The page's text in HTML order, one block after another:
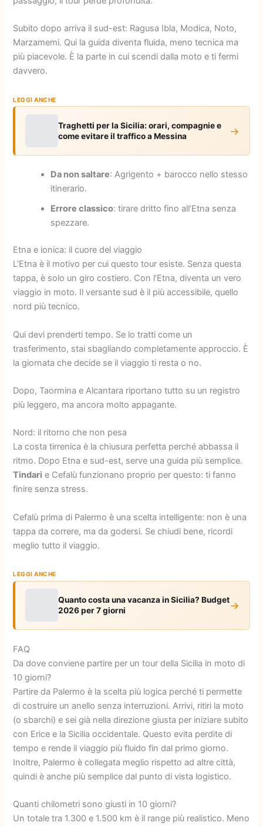
Subito dopo arriva il sud-est: Ragusa Ibla, Modica, Noto,
Marzamemi. Qui la guida diventa fluida, meno tecnica ma
più piacevole. È la parte in cui scendi dalla moto e ti fermi
davvero.
LEGGI ANCHE
Traghetti per la Sicilia: orari, compagnie e
come evitare il traffico a Messina
→
Da non saltare: Agrigento + barocco nello stesso
itinerario.
Errore classico: tirare dritto fino all’Etna senza
spezzare.
Etna e ionica: il cuore del viaggio
L’Etna è il motivo per cui questo tour esiste. Senza questa
tappa, è solo un giro costiero. Con l’Etna, diventa un vero
viaggio in moto. Il versante sud è il più accessibile, quello
nord più tecnico.
Qui devi prenderti tempo. Se lo tratti come un
trasferimento, stai sbagliando completamente approccio. È
la giornata che decide se il viaggio ti resta o no.
Dopo, Taormina e Alcantara riportano tutto su un registro
più leggero, ma ancora molto appagante.
Nord: il ritorno che non pesa
La costa tirrenica è la chiusura perfetta perché abbassa il
ritmo. Dopo Etna e sud-est, serve una guida più semplice.
Tindari e Cefalù funzionano proprio per questo: ti fanno
finire senza stress.
Cefalù prima di Palermo è una scelta intelligente: non è una
tappa da correre, ma da godersi. Se chiudi bene, ricordi
meglio tutto il viaggio.
LEGGI ANCHE
Quanto costa una vacanza in Sicilia? Budget
2026 per 7 giorni
→
FAQ
Da dove conviene partire per un tour della Sicilia in moto di
10 giorni?
Partire da Palermo è la scelta più logica perché ti permette
di costruire un anello senza interruzioni. Arrivi, ritiri la moto
(o sbarchi) e sei già nella direzione giusta per iniziare subito
con Erice e la Sicilia occidentale. Questo evita perdite di
tempo e rende il viaggio più fluido fin dal primo giorno.
Inoltre, Palermo è collegata meglio rispetto ad altre città,
quindi è anche più semplice dal punto di vista logistico.
Quanti chilometri sono giusti in 10 giorni?
Un totale tra 1.300 e 1.500 km è il range più realistico. Meno